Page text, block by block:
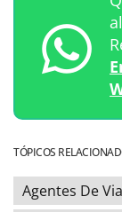
TÓPICOS
Agentes De